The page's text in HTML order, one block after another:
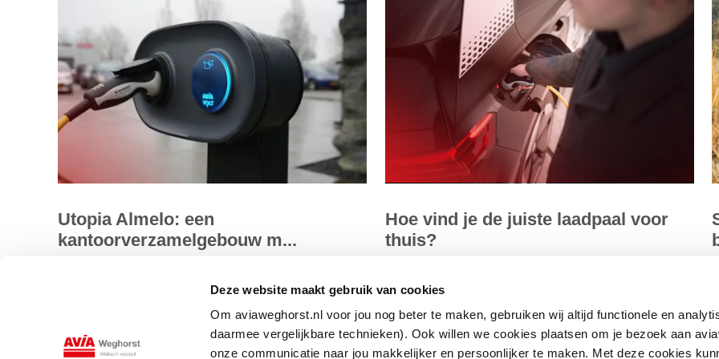
Deze website maakt gebruik van cookies
Om aviaweghorst.nl voor jou nog beter te maken, gebruiken wij altijd functionele en
daarmee vergelijkbare technieken). Ook willen we cookies plaatsen om je bezoek aan
onze communicatie naar jou makkelijker en persoonlijker te maken. Met deze cookies
Utopia Almelo: een
kantoorverzamelgebouw m...
duurzaamheid en energie-efficiëntie centraal staan.
Hoe vind je de juiste laadpaal voor
thuis?
woning een eigen parkeerplaats hebt , dan kan het
aantrekkelijk zijn om...